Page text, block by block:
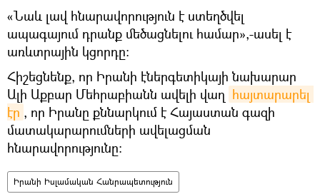
«Նաև լավ հնարավորություն է ստեղծվել
ապագայում դրանք մեծացնելու համար»,-ասել է
առևտրային կցորդը:
Հիշեցնենք, որ Իրանի էներգետիկայի նախարար
Ալի Աքբար Մեհրաբիանն ավելի վաղ հայտարարել
էր , որ Իրանը քննարկում է Հայաստան գազի
մատակարարումների ավելացման
հնարավորությունը:
Իրանի Իսլամական Հանրապետություն